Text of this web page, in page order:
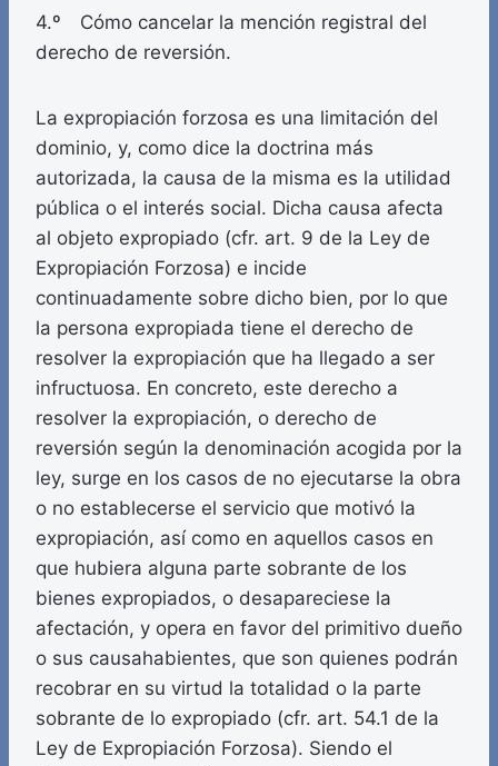
4.º Cómo cancelar la mención registral del
derecho de reversión.
La expropiación forzosa es una limitación del
dominio, y, como dice la doctrina más
autorizada, la causa de la misma es la utilidad
pública o el interés social. Dicha causa afecta
al objeto expropiado (cfr. art. 9 de la Ley de
Expropiación Forzosa) e incide
continuadamente sobre dicho bien, por lo que
la persona expropiada tiene el derecho de
resolver la expropiación que ha llegado a ser
infructuosa. En concreto, este derecho a
resolver la expropiación, o derecho de
reversión según la denominación acogida por la
ley, surge en los casos de no ejecutarse la obra
o no establecerse el servicio que motivó la
expropiación, así como en aquellos casos en
que hubiera alguna parte sobrante de los
bienes expropiados, o desapareciese la
afectación, y opera en favor del primitivo dueño
o sus causahabientes, que son quienes podrán
recobrar en su virtud la totalidad o la parte
sobrante de lo expropiado (cfr. art. 54.1 de la
Ley de Expropiación Forzosa). Siendo el